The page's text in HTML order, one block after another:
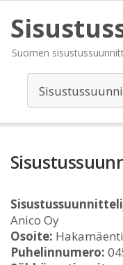
Suomen
Anico Oy
Osoite:
Puhelinnumero: